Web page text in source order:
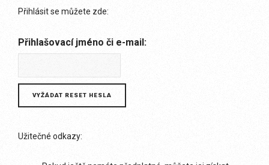
Přihlásit se můžete zde:
Přihlašovací jméno či e-mail:
Užitečné odkazy: